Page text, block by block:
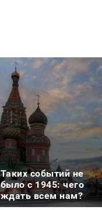
Таких событий не
было с 1945: чего
ждать всем нам?